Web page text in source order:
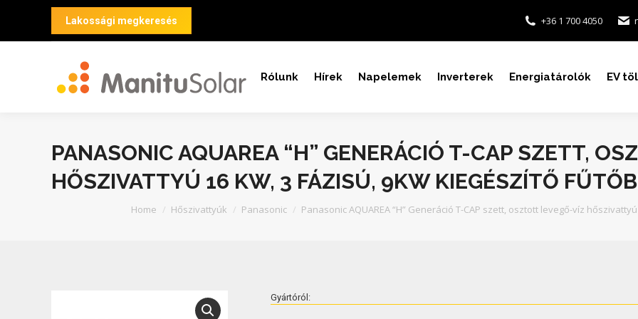
Lakossági megkeresés +36 1 700 4050
Rólunk Hírek Napelemek Inverterek Energiatárolók EV
PANASONIC AQUAREA “H” GENERÁCIÓ T-CAP SZETT,
HŐSZIVATTYÚ 16 KW, 3 FÁZISÚ, 9KW KIEGÉSZÍTŐ
You are here:
Home Hőszivattyúk Panasonic Panasonic AQUAREA “H” Generáció T-CAP szett, osztott levegő-víz
Gyártóról: